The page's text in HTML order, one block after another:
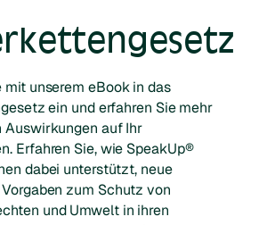
mit unserem eBook in das
ein und erfahren Sie mehr
Auswirkungen auf Ihr
Erfahren Sie, wie SpeakUp®
dabei unterstützt, neue
zum Schutz von
und Umwelt in ihren